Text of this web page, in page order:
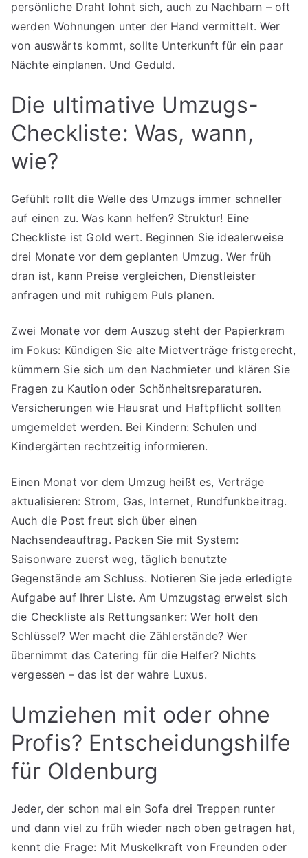
persönliche Draht lohnt sich, auch zu Nachbarn – oft
werden Wohnungen unter der Hand vermittelt. Wer
von auswärts kommt, sollte Unterkunft für ein paar
Nächte einplanen. Und Geduld.
Die ultimative Umzugs-
Checkliste: Was, wann,
wie?
Gefühlt rollt die Welle des Umzugs immer schneller
auf einen zu. Was kann helfen? Struktur! Eine
Checkliste ist Gold wert. Beginnen Sie idealerweise
drei Monate vor dem geplanten Umzug. Wer früh
dran ist, kann Preise vergleichen, Dienstleister
anfragen und mit ruhigem Puls planen.
Zwei Monate vor dem Auszug steht der Papierkram
im Fokus: Kündigen Sie alte Mietverträge fristgerecht,
kümmern Sie sich um den Nachmieter und klären Sie
Fragen zu Kaution oder Schönheitsreparaturen.
Versicherungen wie Hausrat und Haftpflicht sollten
umgemeldet werden. Bei Kindern: Schulen und
Kindergärten rechtzeitig informieren.
Einen Monat vor dem Umzug heißt es, Verträge
aktualisieren: Strom, Gas, Internet, Rundfunkbeitrag.
Auch die Post freut sich über einen
Nachsendeauftrag. Packen Sie mit System:
Saisonware zuerst weg, täglich benutzte
Gegenstände am Schluss. Notieren Sie jede erledigte
Aufgabe auf Ihrer Liste. Am Umzugstag erweist sich
die Checkliste als Rettungsanker: Wer holt den
Schlüssel? Wer macht die Zählerstände? Wer
übernimmt das Catering für die Helfer? Nichts
vergessen – das ist der wahre Luxus.
Umziehen mit oder ohne
Profis? Entscheidungshilfe
für Oldenburg
Jeder, der schon mal ein Sofa drei Treppen runter
und dann viel zu früh wieder nach oben getragen hat,
kennt die Frage: Mit Muskelkraft von Freunden oder